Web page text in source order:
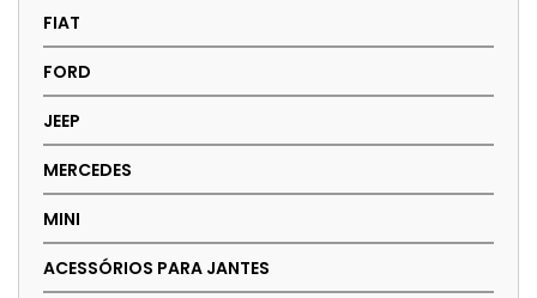
FIAT
FORD
JEEP
MERCEDES
MINI
ACESSÓRIOS PARA JANTES